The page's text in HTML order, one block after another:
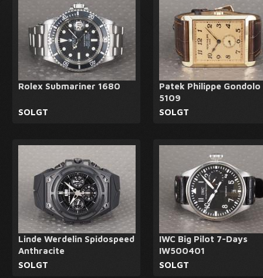
Rolex Submariner 1680
SOLGT
Patek Philippe Gondolo
5109
SOLGT
Linde Werdelin Spidospeed
Anthracite
SOLGT
IWC Big Pilot 7-Days
IW500401
SOLGT